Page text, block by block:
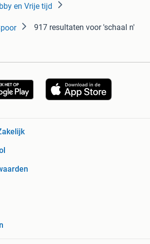
en Vrije tijd
917 resultaten voor 'schaal n'